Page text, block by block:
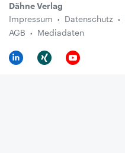
Dähne Verlag
Impressum
Datenschutz
AGB
Mediadaten